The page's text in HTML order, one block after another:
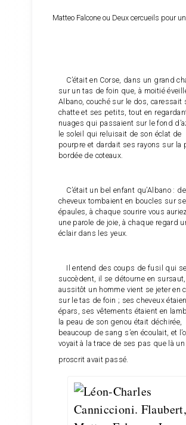
Matteo Falcone ou Deux cercueils pour
C’était en Corse, dans un grand
sur un tas de foin que, à moitié
Albano, couché sur le dos, caressait
chatte et ses petits, tout en
nuages qui passaient sur le fond
le soleil qui reluisait de son éclat de
pourpre et dardait ses rayons sur la
bordée de coteaux.
C’était un bel enfant qu’Albano :
cheveux tombaient en boucles sur
épaules, à chaque sourire vous
une parole de joie, à chaque regard
éclair dans les yeux.
Il entend des coups de fusil qui se
succèdent, il se détourne en
aussitôt un homme vient se jeter en
sur le tas de foin ; ses cheveux
épars, ses vêtements étaient en
la peau de son genou était déchirée,
beaucoup de sang s’en écoulait, et
voyait à la trace de ses pas que là un
proscrit avait passé.